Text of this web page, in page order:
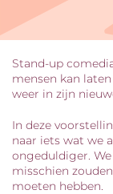
Stand-up
mensen kan
weer in zijn
In deze
naar iets wat we
ongeduldiger.
misschien
moeten hebben.